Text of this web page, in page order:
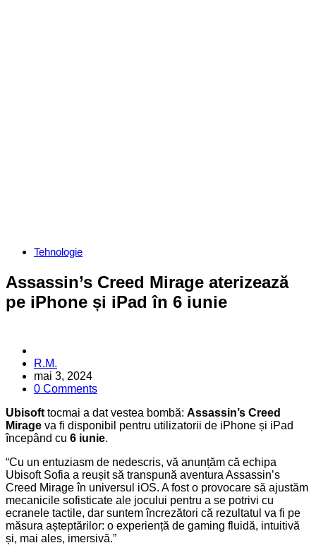
Categories
Tehnologie
Assassin’s Creed Mirage aterizează
pe iPhone și iPad în 6 iunie
Posted
by
R.M.
mai 3, 2024
0 Comments
Ubisoft tocmai a dat vestea bombă: Assassin’s Creed
Mirage va fi disponibil pentru utilizatorii de iPhone și iPad
începând cu 6 iunie.
“Cu un entuziasm de nedescris, vă anunțăm că echipa
Ubisoft Sofia a reușit să transpună aventura Assassin’s
Creed Mirage în universul iOS. A fost o provocare să ajustăm
mecanicile sofisticate ale jocului pentru a se potrivi cu
ecranele tactile, dar suntem încrezători că rezultatul va fi pe
măsura așteptărilor: o experiență de gaming fluidă, intuitivă
și, mai ales, imersivă.”